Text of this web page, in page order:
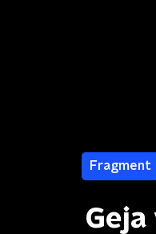
Fragment